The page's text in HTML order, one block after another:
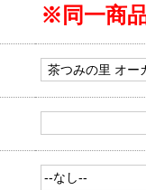
※同一商